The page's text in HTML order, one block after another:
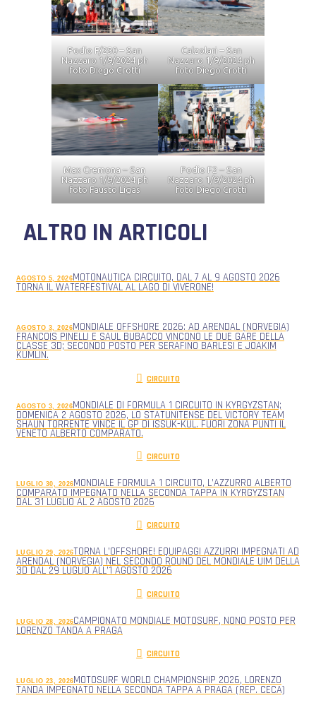
Podio F/250 – San
Nazzaro 1/9/2024 ph
foto Diego Crotti
Calzolari – San
Nazzaro 1/9/2024 ph
foto Diego Crotti
Max Cremona – San
Nazzaro 1/9/2024 ph
foto Fausto Ligas
Podio F2 – San
Nazzaro 1/9/2024 ph
foto Diego Crotti
ALTRO IN ARTICOLI
AGOSTO 5, 2026MOTONAUTICA CIRCUITO, DAL 7 AL 9 AGOSTO 2026
TORNA IL WATERFESTIVAL AL LAGO DI VIVERONE!
AGOSTO 3, 2026MONDIALE OFFSHORE 2026: AD ARENDAL (NORVEGIA)
FRANCOIS PINELLI E SAUL BUBACCO VINCONO LE DUE GARE DELLA
CLASSE 3D; SECONDO POSTO PER SERAFINO BARLESI E JOAKIM
KUMLIN.
CIRCUITO
AGOSTO 3, 2026MONDIALE DI FORMULA 1 CIRCUITO IN KYRGYZSTAN;
DOMENICA 2 AGOSTO 2026, LO STATUNITENSE DEL VICTORY TEAM
SHAUN TORRENTE VINCE IL GP DI ISSUK-KUL. FUORI ZONA PUNTI IL
VENETO ALBERTO COMPARATO.
CIRCUITO
LUGLIO 30, 2026MONDIALE FORMULA 1 CIRCUITO, L’AZZURRO ALBERTO
COMPARATO IMPEGNATO NELLA SECONDA TAPPA IN KYRGYZSTAN
DAL 31 LUGLIO AL 2 AGOSTO 2026
CIRCUITO
LUGLIO 29, 2026TORNA L’OFFSHORE! EQUIPAGGI AZZURRI IMPEGNATI AD
ARENDAL (NORVEGIA) NEL SECONDO ROUND DEL MONDIALE UIM DELLA
3D DAL 29 LUGLIO ALL’1 AGOSTO 2026
CIRCUITO
LUGLIO 28, 2026CAMPIONATO MONDIALE MOTOSURF, NONO POSTO PER
LORENZO TANDA A PRAGA
CIRCUITO
LUGLIO 23, 2026MOTOSURF WORLD CHAMPIONSHIP 2026, LORENZO
TANDA IMPEGNATO NELLA SECONDA TAPPA A PRAGA (REP. CECA)